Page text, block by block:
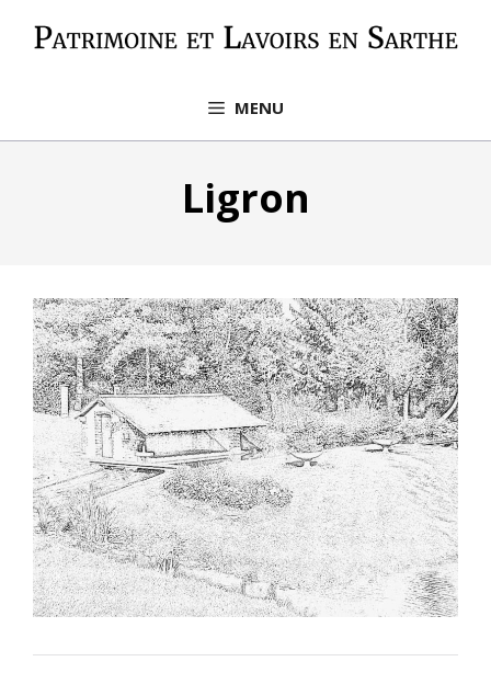
MENU
Ligron